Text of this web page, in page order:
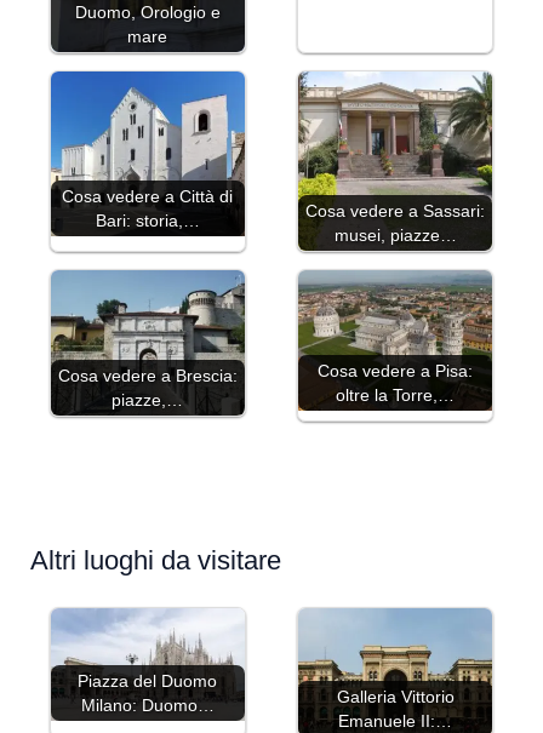
Duomo, Orologio e
mare
Cosa vedere a Città di
Bari: storia,…
Cosa vedere a Sassari:
musei, piazze…
Cosa vedere a Brescia:
piazze,…
Cosa vedere a Pisa:
oltre la Torre,…
Altri luoghi da visitare
Piazza del Duomo
Milano: Duomo…
Galleria Vittorio
Emanuele II:…